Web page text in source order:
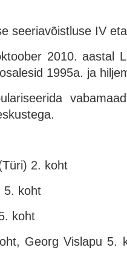
seeriavõistluse IV
2010. aastal
1995a. ja
2. koht
5. koht
koht
Georg Vislapu 5.